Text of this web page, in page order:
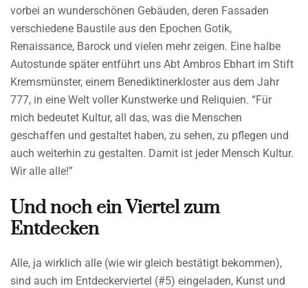
vorbei an wunderschönen Gebäuden, deren Fassaden
verschiedene Baustile aus den Epochen Gotik,
Renaissance, Barock und vielen mehr zeigen. Eine halbe
Autostunde später entführt uns Abt Ambros Ebhart im Stift
Kremsmünster, einem Benediktinerkloster aus dem Jahr
777, in eine Welt voller Kunstwerke und Reliquien. “Für
mich bedeutet Kultur, all das, was die Menschen
geschaffen und gestaltet haben, zu sehen, zu pflegen und
auch weiterhin zu gestalten. Damit ist jeder Mensch Kultur.
Wir alle alle!”
Und noch ein Viertel zum
Entdecken
Alle, ja wirklich alle (wie wir gleich bestätigt bekommen),
sind auch im Entdeckerviertel (#5) eingeladen, Kunst und